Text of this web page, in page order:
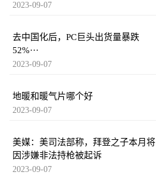
2023-09-07
去中国化后，PC巨头出货量暴跌
52%···
2023-09-07
地暖和暖气片哪个好
2023-09-07
美媒：美司法部称，拜登之子本月将
因涉嫌非法持枪被起诉
2023-09-07